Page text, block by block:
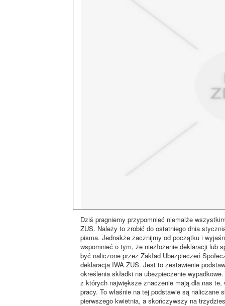
Dziś pragniemy przypomnieć niemalże
ZUS. Należy to zrobić do ostatniego dnia
pisma. Jednakże zacznijmy od początku i
wspomnieć o tym, że niezłożenie deklaracji lub
być naliczone przez Zakład Ubezpieczeń
deklaracja IWA ZUS. Jest to zestawienie
określenia składki na ubezpieczenie
z których największe znaczenie mają dla nas
pracy. To właśnie na tej podstawie są naliczane
pierwszego kwietnia, a skończywszy na